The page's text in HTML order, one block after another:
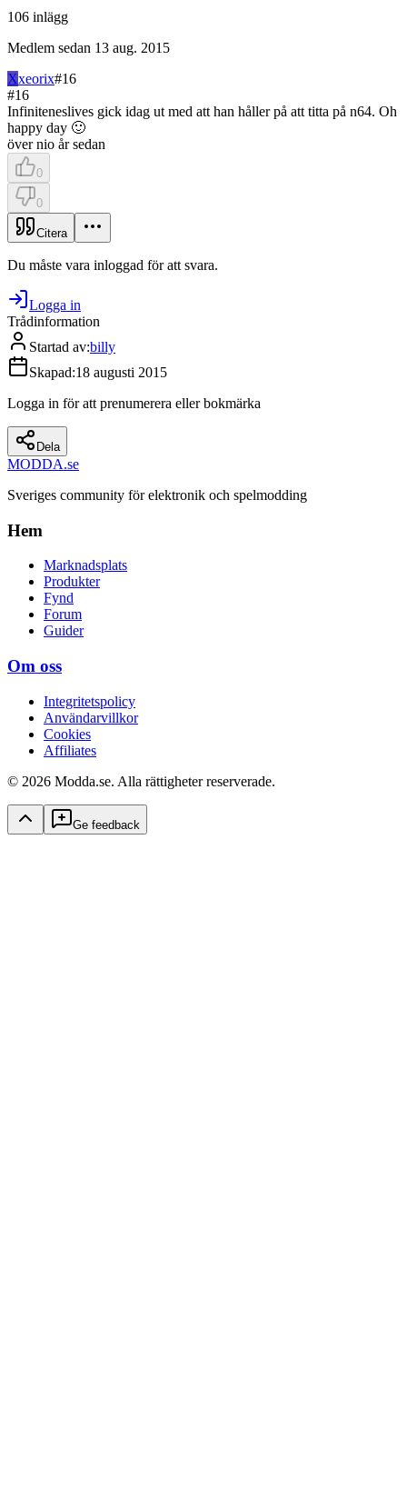
106 inlägg
Medlem sedan 13 aug. 2015
Xxeorix#16
#16
Infiniteneslives gick idag ut med att han håller på att titta på n64. Oh
happy day 🙂
över nio år sedan
0
0
Citera
Du måste vara inloggad för att svara.
Logga in
Trådinformation
Startad av:billy
Skapad:18 augusti 2015
Logga in för att prenumerera eller bokmärka
Dela
MODDA.se
Sveriges community för elektronik och spelmodding
Hem
Marknadsplats
Produkter
Fynd
Forum
Guider
Om oss
Integritetspolicy
Användarvillkor
Cookies
Affiliates
© 2026 Modda.se. Alla rättigheter reserverade.
Ge feedback